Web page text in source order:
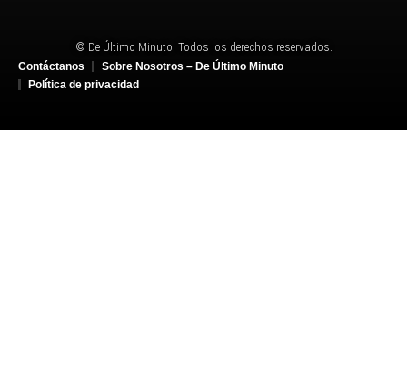
© De Último Minuto. Todos los derechos reservados.
Contáctanos
Sobre Nosotros – De Último Minuto
Política de privacidad